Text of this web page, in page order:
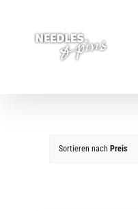
springen
Sortieren nach Preis